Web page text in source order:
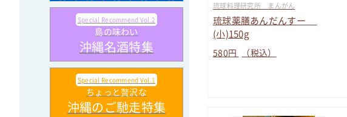
琉球料理研究所 まんがん
琉球薬膳あんだんすー
(小)150g
580円 （税込）
Special Recommend Vol.2
島の味わい
沖縄名酒特集
Special Recommend Vol.1
ちょっと贅沢な
沖縄のご馳走特集